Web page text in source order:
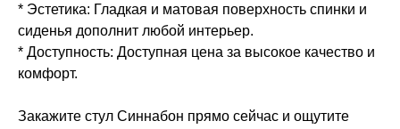
* Эстетика: Гладкая и матовая поверхность спинки и
сиденья дополнит любой интерьер.
* Доступность: Доступная цена за высокое качество и
комфорт.
Закажите стул Синнабон прямо сейчас и ощутите